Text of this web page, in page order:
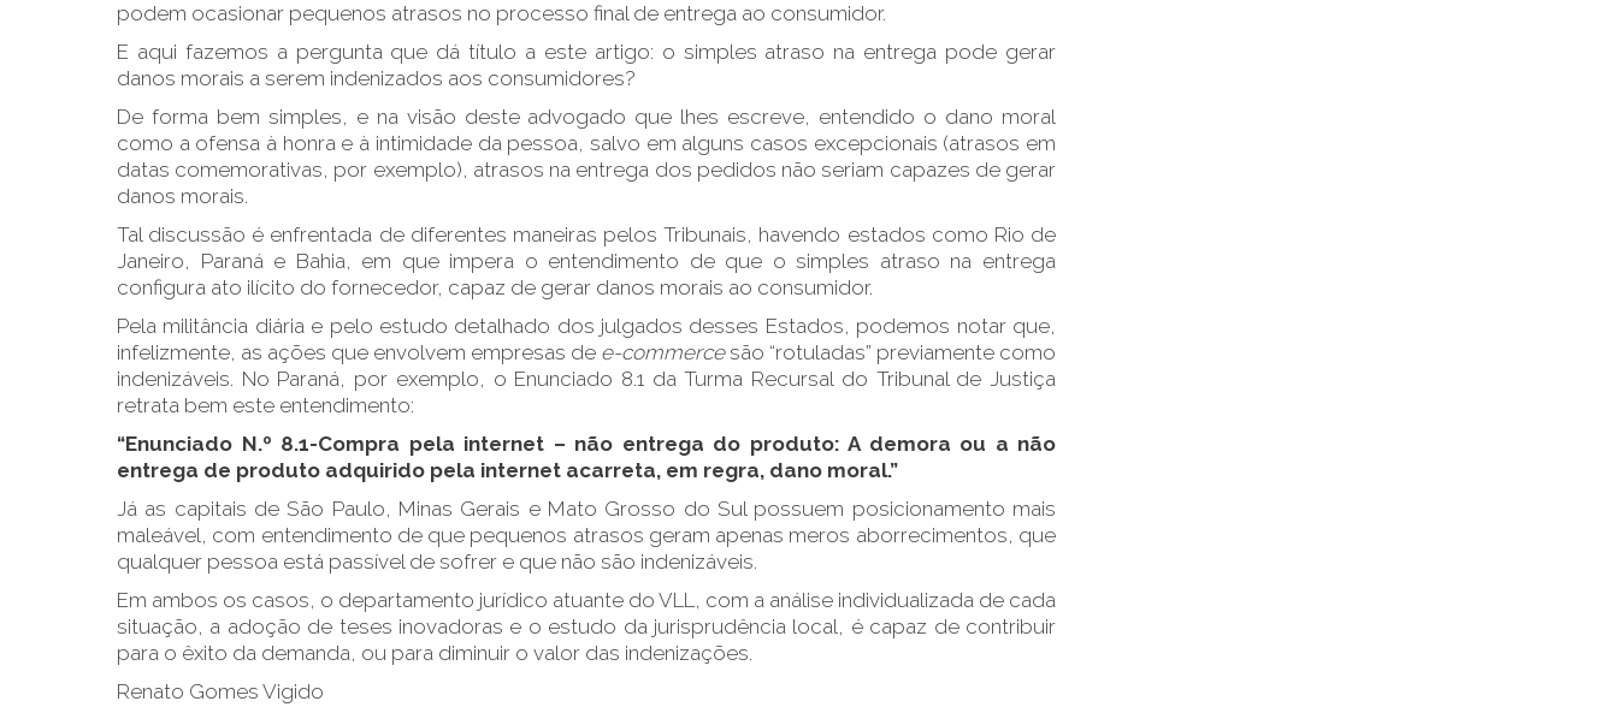
podem ocasionar pequenos atrasos no processo final de entrega ao consumidor.
E aqui fazemos a pergunta que dá título a este artigo: o simples atraso na entrega pode gerar
danos morais a serem indenizados aos consumidores?
De forma bem simples, e na visão deste advogado que lhes escreve, entendido o dano moral
como a ofensa à honra e à intimidade da pessoa, salvo em alguns casos excepcionais (atrasos em
datas comemorativas, por exemplo), atrasos na entrega dos pedidos não seriam capazes de gerar
danos morais.
Tal discussão é enfrentada de diferentes maneiras pelos Tribunais, havendo estados como Rio de
Janeiro, Paraná e Bahia, em que impera o entendimento de que o simples atraso na entrega
configura ato ilícito do fornecedor, capaz de gerar danos morais ao consumidor.
Pela militância diária e pelo estudo detalhado dos julgados desses Estados, podemos notar que,
infelizmente, as ações que envolvem empresas de e-commercesão “rotuladas” previamente como
indenizáveis. No Paraná, por exemplo, o Enunciado 8.1 da Turma Recursal do Tribunal de Justiça
retrata bem este entendimento:
“Enunciado N.º 8.1-Compra pela internet – não entrega do produto: A demora ou a não
entrega de produto adquirido pela internet acarreta, em regra, dano moral.”
Já as capitais de São Paulo, Minas Gerais e Mato Grosso do Sul possuem posicionamento mais
maleável, com entendimento de que pequenos atrasos geram apenas meros aborrecimentos, que
qualquer pessoa está passível de sofrer e que não são indenizáveis.
Em ambos os casos, o departamento jurídico atuante do VLL, com a análise individualizada de cada
situação, a adoção de teses inovadoras e o estudo da jurisprudência local, é capaz de contribuir
para o êxito da demanda, ou para diminuir o valor das indenizações.
Renato Gomes Vigido